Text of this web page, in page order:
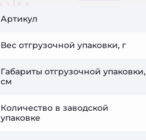
Артикул
Вес отгрузочной упаковки, г
Габариты отгрузочной упаковки,
см
Количество в заводской
упаковке